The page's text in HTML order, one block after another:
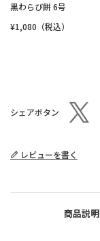
黒わらび餅 6号
¥1,080（税込）
シェアボタン
レビューを書く
商品説明